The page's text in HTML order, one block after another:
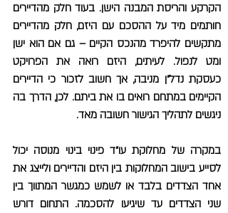
הקרקע והריסת המבנה הישן. בעוד חלק מהדיירים
חותמים מיד על ההסכם עם היזם, חלק מהדיירים
מתקשים להיפרד מהנכס הקיים – גם אם הוא ישן
ומט לנפול. לעיתים, היזם רואה את הפרויקט
כעסקת נדל"ן מניבה, אך חשוב לזכור כי הדיירים
הקיימים במתחם רואים בו את ביתם. לכן, הדרך בה
ניגשים לתהליך הגישור חשובה מאד.
במקרה של מחלוקת עו"ד פינוי בינוי מנוסה יכול
לסייע בישוב המחלוקות בין היזם והדיירים ולייצג את
אחד הצדדים בלבד או לשמש כמגשר המתווך בין
שני הצדדים עד שיגיעו להסכמה. התחום דורש